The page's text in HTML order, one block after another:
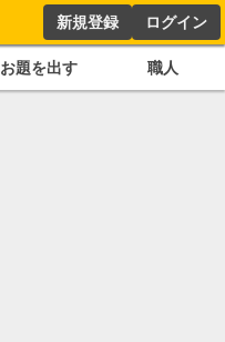
新規登録 ログイン
お題を出す 職人